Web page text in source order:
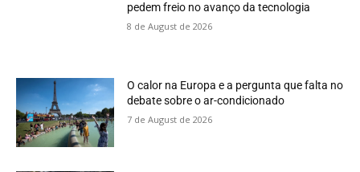
pedem freio no avanço da tecnologia
8 de August de 2026
O calor na Europa e a pergunta que falta no
debate sobre o ar-condicionado
7 de August de 2026